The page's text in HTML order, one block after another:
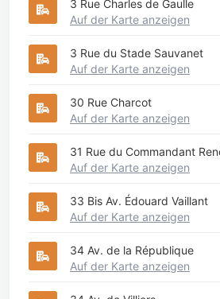
3 Rue Charles de Gaulle
Auf der Karte anzeigen
3 Rue du Stade Sauvanet
Auf der Karte anzeigen
30 Rue Charcot
Auf der Karte anzeigen
31 Rue du Commandant
Auf der Karte anzeigen
33 Bis Av. Édouard Vaillant
Auf der Karte anzeigen
34 Av. de la République
Auf der Karte anzeigen